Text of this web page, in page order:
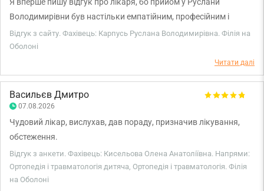
понад 1000$, та ніяк не прокоментували те що лікар собі
продовжить різати людей з закритими очима! БУДЬТЕ
відмовилась дивитись знімки МРТ бо повідомила що нічого в
цьому не розуміє, також лікар узі, яка при огляді дає поради
Володимирівни був настільки емпатійним, професійним і
спокійним, що я давно (мабуть ніколи) з таким не стикалась у
лікарів. Прекрасна лікар, жінка і професіонал своєї справи.
Вона дала мені класні рекомендації, і заспокоїла в моїй
ситуації.
Відгук з сайту. Фахівець: Карпусь Руслана Володимирівна. Філія на
Оболоні
Читати далі
Васильєв Дмитро
07.08.2026
Чудовий лікар, вислухав, дав пораду, призначив лікування,
обстеження.
Відгук з анкети. Фахівець: Кисельова Олена Анатоліївна. Напрями:
Ортопедія і травматологія дитяча, Ортопедія і травматологія. Філія
на Оболоні